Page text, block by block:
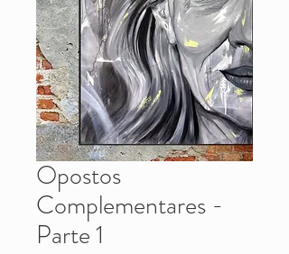
Opostos
Complementares -
Parte 1